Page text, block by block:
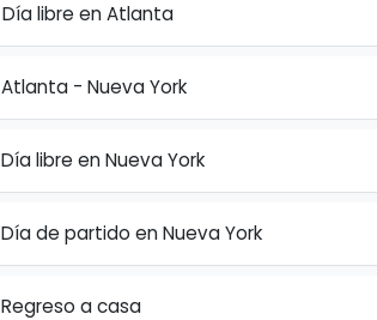
Día libre en Atlanta
Atlanta - Nueva York
Día libre en Nueva York
Día de partido en Nueva York
Regreso a casa